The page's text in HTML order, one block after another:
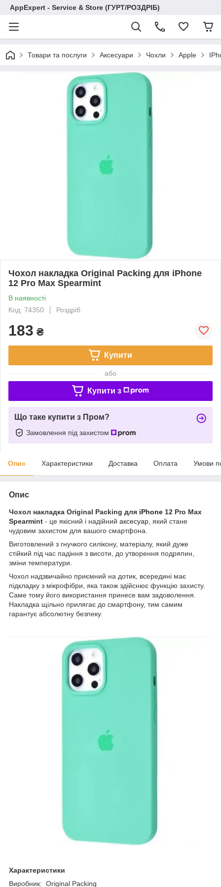
AppExpert - Service & Store (ГУРТ/РОЗДРІБ)
Товари та послуги Аксесуари Чохли Apple
Чохол накладка Original Packing для iPhone
12 Pro Max Spearmint
В наявності
Код: 74350
Роздріб
183 ₴
Купити
або
Купити з
Що таке купити з Пром?
Замовлення під захистом
Опис Характеристики Доставка Оплата Умови
Опис
Чохол накладка Original Packing для iPhone 12 Pro Max
Spearmint - це якісний і надійний аксесуар , який стане
чудовим захистом для вашого смартфона.
Виготовлений з гнучкого силікону, матеріалу, який дуже
стійкий під час падіння з висоти, до утворення подряпин,
зміни температури.
Чохол надзвичайно приємний на дотик, всередині має
підкладку з мікрофібри, яка також здійснює функцію захисту.
Саме тому його використання принесе вам задоволення.
Накладка щільно прилягає до смартфону, тим самим
гарантує абсолютну безпеку.
Характеристики
Виробник: Original Packing